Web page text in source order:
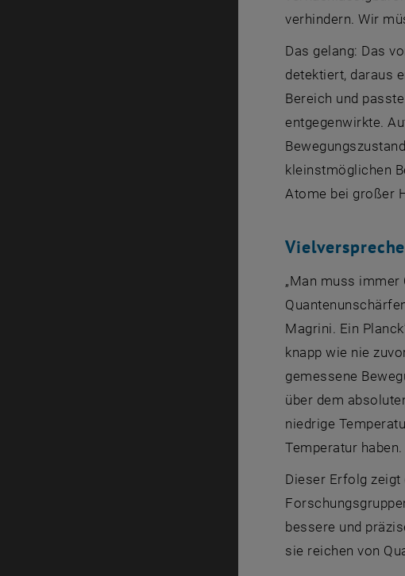
verhindern. Wir
Das gelang: Das
detektiert, daraus
Bereich und
entgegenwirkte.
kleinstmöglichen
Atome bei großer
„Man muss
Magrini. Ein
knapp wie nie
gemessene
über dem
niedrige
Temperatur haben.
Dieser Erfolg zeigt
bessere und
sie reichen von